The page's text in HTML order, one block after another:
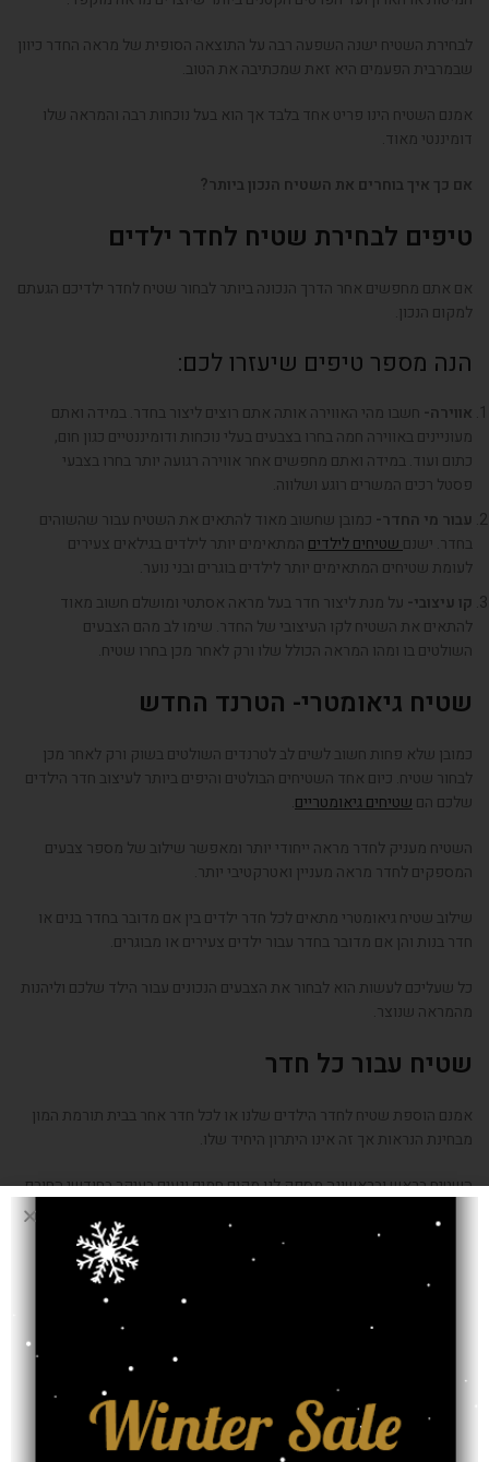
לבחירת השטיח ישנה השפעה רבה על התוצאה הסופית של מראה החדר כיוון
שבמרבית הפעמים היא זאת שמכתיבה את הטוב.
אמנם השטיח הינו פריט אחד בלבד אך הוא בעל נוכחות רבה והמראה שלו
דומיננטי מאוד.
אם כך איך בוחרים את השטיח הנכון ביותר?
טיפים לבחירת שטיח לחדר ילדים
אם אתם מחפשים אחר הדרך הנכונה ביותר לבחור שטיח לחדר ילדיכם הגעתם
למקום הנכון.
הנה מספר טיפים שיעזרו לכם:
אווירה- חשבו מהי האווירה אותה אתם רוצים ליצור בחדר. במידה ואתם
מעוניינים באווירה חמה בחרו בצבעים בעלי נוכחות ודומיננטיים כגון חום,
כתום ועוד. במידה ואתם מחפשים אחר אווירה רגועה יותר בחרו בצבעי
פסטל רכים המשרים רוגע ושלווה.
עבור מי החדר- כמובן שחשוב מאוד להתאים את השטיח עבור שהשוהים
בחדר. ישנםשטיחים לילדיםהמתאימים יותר לילדים בגילאים צעירים
לעומת שטיחים המתאימים יותר לילדים בוגרים ובני נוער.
קו עיצובי- על מנת ליצור חדר בעל מראה אסתטי ומושלם חשוב מאוד
להתאים את השטיח לקו העיצובי של החדר. שימו לב מהם הצבעים
השולטים בו ומהו המראה הכולל שלו ורק לאחר מכן בחרו שטיח.
שטיח גיאומטרי- הטרנד החדש
כמובן שלא פחות חשוב לשים לב לטרנדים השולטים בשוק ורק לאחר מכן
לבחור שטיח. כיום אחד השטיחים הבולטים והיפים ביותר לעיצוב חדר הילדים
שלכם הםשטיחים גיאומטריים.
השטיח מעניק לחדר מראה ייחודי יותר ומאפשר שילוב של מספר צבעים
המספקים לחדר מראה מעניין ואטרקטיבי יותר.
שילוב שטיח גיאומטרי מתאים לכל חדר ילדים בין אם מדובר בחדר בנים או
חדר בנות והן אם מדובר בחדר עבור ילדים צעירים או מבוגרים.
כל שעליכם לעשות הוא לבחור את הצבעים הנכונים עבור הילד שלכם וליהנות
מהמראה שנוצר.
שטיח עבור כל חדר
אמנם הוספת שטיח לחדר הילדים שלנו או לכל חדר אחר בבית תורמת המון
מבחינת הנראות אך זה אינו היתרון היחיד שלו.
השטיח בראש ובראשונה מספק לנו מקום חמים ונעים בעיקר בחודשי החורף
הוא מאפשר לנו ליהנות מתחושה חמימה ונעימה יותר בבית, מאווירה ביתית
וכמובן שהוא מהווה תוספת נעימה של צבע לכל חלל בבית.
אמנם חדר הילדים הוא המקום הראשון בו נשקיע את מרצנו אך אין ספק כי
על מנת להתרשם ממגוון רחב של שטיחים מסוגים שונים זה הזמן להיכנס
לאתר של סהרה וליהנות ממבחר ענק במחירים מפתיעים.